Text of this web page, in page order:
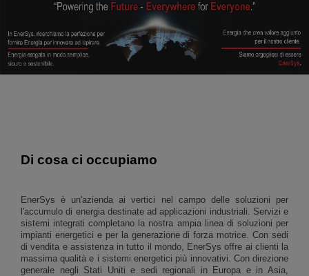
Di cosa ci occupiamo
EnerSys è un'azienda ai vertici nel campo delle soluzioni per
l'accumulo di energia destinate ad applicazioni industriali. Servizi e
sistemi integrati completano la nostra ampia linea di soluzioni per
impianti energetici e per la generazione di forza motrice. Con sedi
di vendita e assistenza in tutto il mondo, EnerSys offre ai clienti la
massima qualità e i sistemi energetici più innovativi. Con direzione
generale negli Stati Uniti e sedi regionali in Europa e in Asia,